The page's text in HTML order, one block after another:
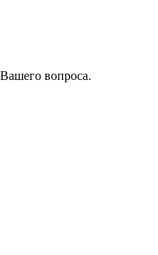
вопроса.